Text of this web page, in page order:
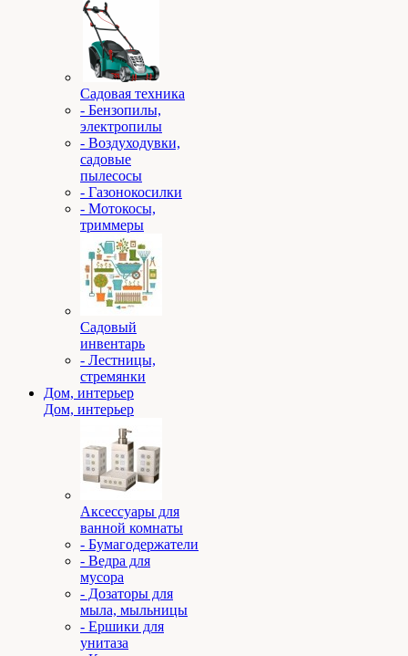
Садовая техника
- Бензопилы,
электропилы
- Воздуходувки,
садовые
пылесосы
- Газонокосилки
- Мотокосы,
триммеры
Садовый
инвентарь
- Лестницы,
стремянки
Дом, интерьер
Дом, интерьер
Аксессуары для
ванной комнаты
- Бумагодержатели
- Ведра для
мусора
- Дозаторы для
мыла, мыльницы
- Ершики для
унитаза